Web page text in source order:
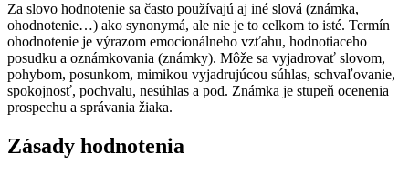
Za slovo hodnotenie sa často používajú aj iné slová (známka,
ohodnotenie…) ako synonymá, ale nie je to celkom to isté. Termín
ohodnotenie je výrazom emocionálneho vzťahu, hodnotiaceho
posudku a oznámkovania (známky). Môže sa vyjadrovať slovom,
pohybom, posunkom, mimikou vyjadrujúcou súhlas, schvaľovanie,
spokojnosť, pochvalu, nesúhlas a pod. Známka je stupeň ocenenia
prospechu a správania žiaka.
Zásady hodnotenia